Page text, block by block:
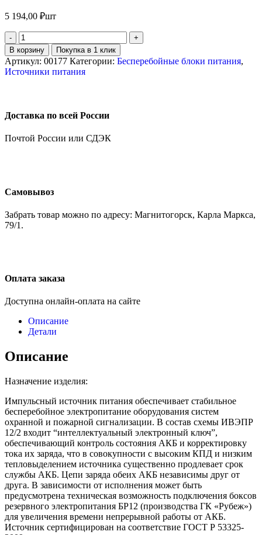
5 194,00 ₽шт
В корзину Покупка в 1 клик
Артикул: 00177 Категории: Бесперебойные блоки питания,
Источники питания
Доставка по всей России
Почтой России или СДЭК
Самовывоз
Забрать товар можно по адресу: Магнитогорск, Карла Маркса,
79/1.
Оплата заказа
Доступна онлайн-оплата на сайте
Описание
Детали
Описание
Назначение изделия:
Импульсный источник питания обеспечивает стабильное
бесперебойное электропитание оборудования систем
охранной и пожарной сигнализации. В состав схемы ИВЭПР
12/2 входит “интеллектуальный электронный ключ”,
обеспечивающий контроль состояния АКБ и корректировку
тока их заряда, что в совокупности с высоким КПД и низким
тепловыделением источника существенно продлевает срок
службы АКБ. Цепи заряда обеих АКБ независимы друг от
друга. В зависимости от исполнения может быть
предусмотрена техническая возможность подключения боксов
резервного электропитания БР12 (производства ГК «Рубеж»)
для увеличения времени непрерывной работы от АКБ.
Источник сертифицирован на соответствие ГОСТ Р 53325-